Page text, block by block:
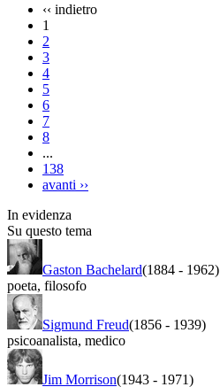
‹‹ indietro
1
2
3
4
5
6
7
8
...
138
avanti ››
In evidenza
Su questo tema
Gaston Bachelard(1884 - 1962)
poeta, filosofo
Sigmund Freud(1856 - 1939)
psicoanalista, medico
Jim Morrison(1943 - 1971)